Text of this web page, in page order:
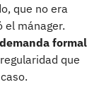
que no era
el mánager.
formal
que